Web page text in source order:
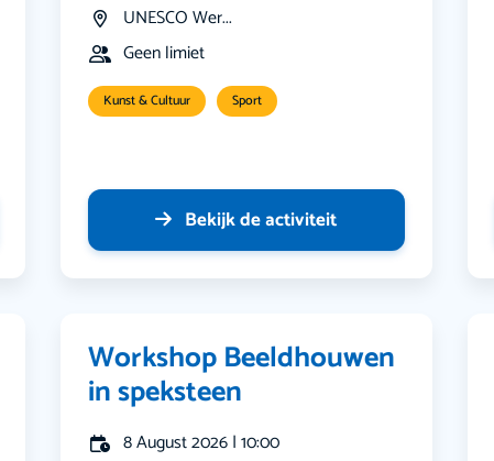
UNESCO Wer...
Geen limiet
Kunst & Cultuur Sport
Bekijk de activiteit
Workshop Beeldhouwen
in speksteen
8 August 2026 | 10:00